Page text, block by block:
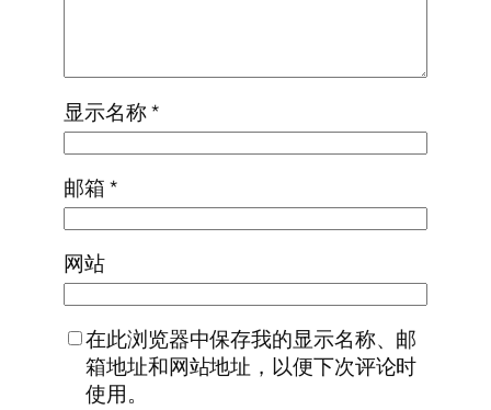
显示名称*
邮箱*
网站
在此浏览器中保存我的显示名称、邮
箱地址和网站地址，以便下次评论时
使用。